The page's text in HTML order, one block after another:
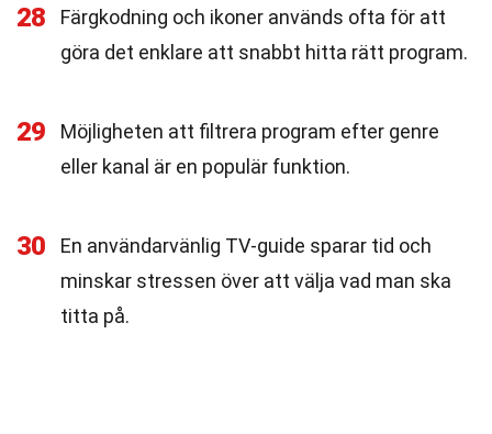
28
Färgkodning och ikoner används ofta för att
göra det enklare att snabbt hitta rätt program.
29
Möjligheten att filtrera program efter genre
eller kanal är en populär funktion.
30
En användarvänlig TV-guide sparar tid och
minskar stressen över att välja vad man ska
titta på.